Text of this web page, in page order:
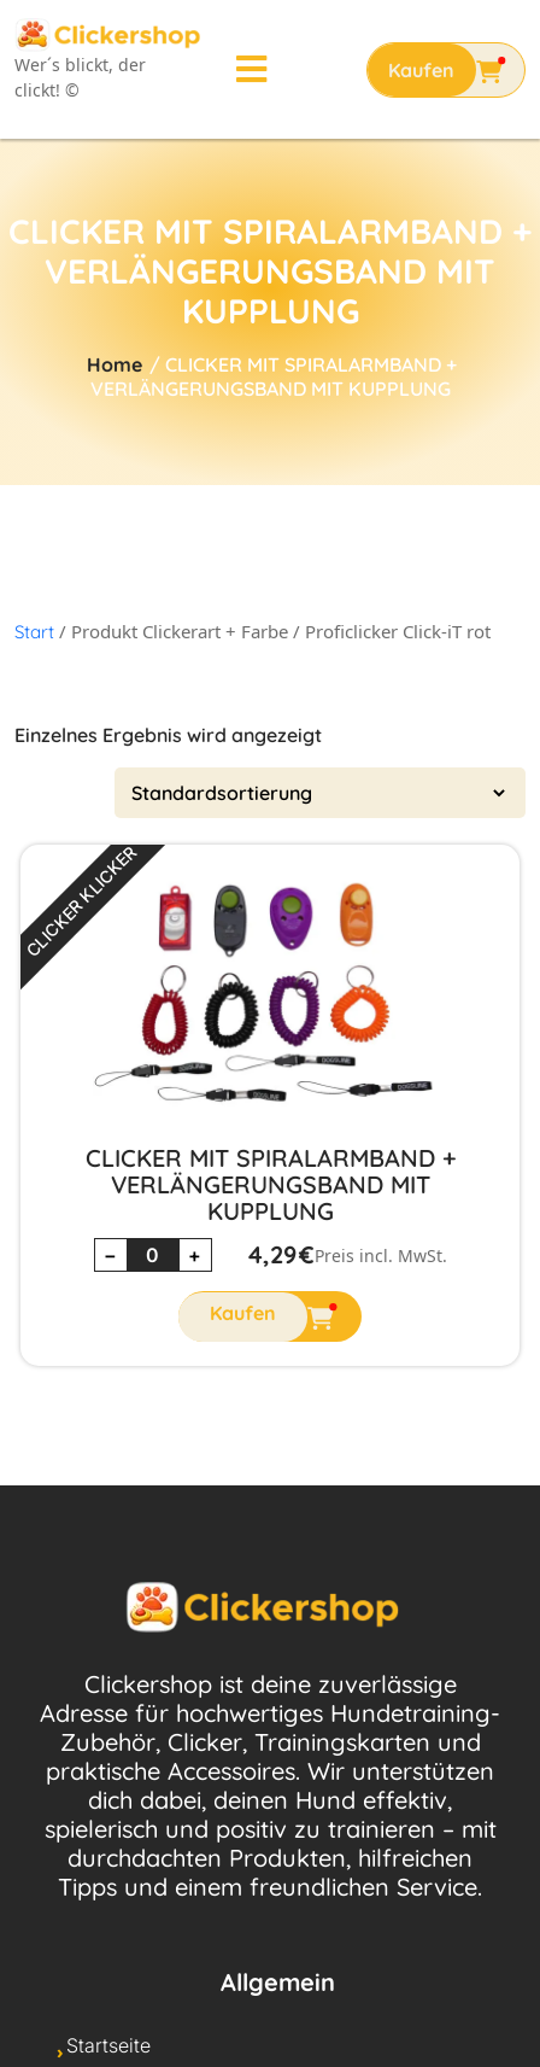
Wer´s blickt, der
clickt! ©
CLICKER MIT SPIRALARMBAND +
VERLÄNGERUNGSBAND MIT
KUPPLUNG
Home / CLICKER MIT SPIRALARMBAND +
VERLÄNGERUNGSBAND MIT KUPPLUNG
Start / Produkt Clickerart + Farbe / Proficlicker Click-iT rot
Einzelnes Ergebnis wird angezeigt
CLICKER MIT SPIRALARMBAND +
VERLÄNGERUNGSBAND MIT
KUPPLUNG
− + 4,29€Preis incl. MwSt.
CLICKER KLICKER
Clickershop ist deine zuverlässige
Adresse für hochwertiges Hundetraining-
Zubehör, Clicker, Trainingskarten und
praktische Accessoires. Wir unterstützen
dich dabei, deinen Hund effektiv,
spielerisch und positiv zu trainieren – mit
durchdachten Produkten, hilfreichen
Tipps und einem freundlichen Service.
Allgemein
Startseite